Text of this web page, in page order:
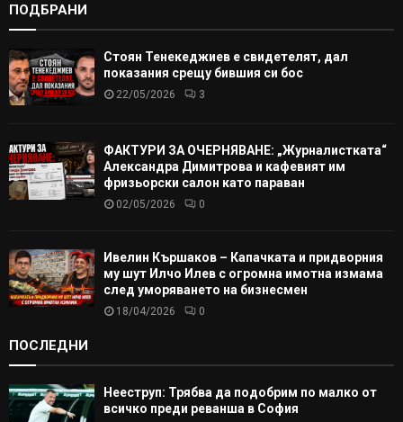
ПОДБРАНИ
Стоян Тенекеджиев е свидетелят, дал
показания срещу бившия си бос
22/05/2026 3
ФАКТУРИ ЗА ОЧЕРНЯВАНЕ: „Журналистката“
Александра Димитрова и кафевият им
фризьорски салон като параван
02/05/2026 0
Ивелин Кършаков – Капачката и придворния
му шут Илчо Илев с огромна имотна измама
след уморяването на бизнесмен
18/04/2026 0
ПОСЛЕДНИ
Нееструп: Трябва да подобрим по малко от
всичко преди реванша в София